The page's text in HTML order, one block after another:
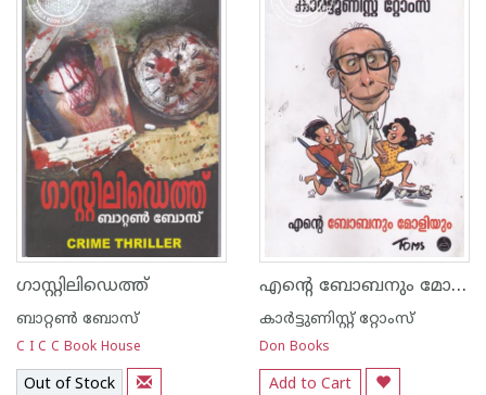
ഗാസ്റ്റിലിഡെത്ത്
ബാറ്റണ്‍ ബോസ്
C I C C Book House
Out of Stock
എന്റെ ബോബനും മോളിയും
കാര്‍ട്ടുണിസ്റ്റ് റ്റോംസ്
Don Books
Add to Cart